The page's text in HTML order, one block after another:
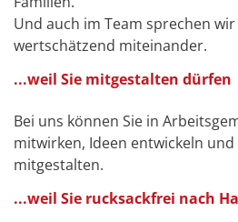
Und auch im Team sprechen
wertschätzend miteinander.
...weil Sie mitgestalten dürfen
Bei uns können Sie in
mitwirken, Ideen entwickeln und
mitgestalten.
...weil Sie rucksackfrei nach